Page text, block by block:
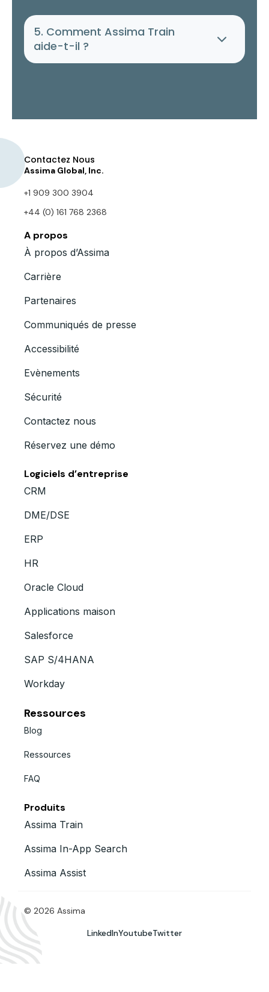
5. Comment Assima Train
aide-t-il ?
Contactez Nous
Assima Global, Inc.
+1 909 300 3904
+44 (0) 161 768 2368
A propos
À propos d’Assima
Carrière
Partenaires
Communiqués de presse
Accessibilité
Evènements
Sécurité
Contactez nous
Réservez une démo
Logiciels d’entreprise
CRM
DME/DSE
ERP
HR
Oracle Cloud
Applications maison
Salesforce
SAP S/4HANA
Workday
Ressources
Blog
Ressources
FAQ
Produits
Assima Train
Assima In-App Search
Assima Assist
© 2026 Assima
LinkedInYoutubeTwitter